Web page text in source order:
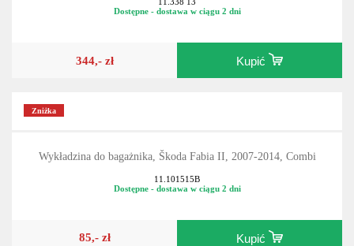
Dostępne - dostawa w ciągu 2 dni
344,- zł Kupić
Zniżka
Wykładzina do bagażnika, Škoda Fabia II, 2007-2014, Combi
11.101515B
Dostępne - dostawa w ciągu 2 dni
85,- zł Kupić